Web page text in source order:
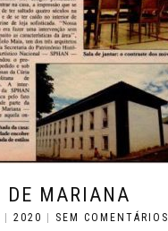
DE MARIANA
2020 SEM COMENTÁRIOS